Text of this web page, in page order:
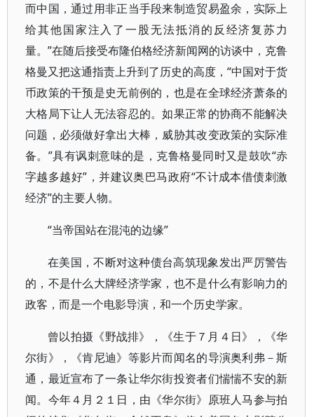
而中国，通过用非正当手段来制造贸易盈余，实际上
给其他国家注入了一股无法抵消的反经济复苏力
量。”在随后接受布隆伯格经济新闻网的访谈中，克鲁
格曼又把这通指责上升到了历史的高度，“中国对于货
币政策的干预是史无前例的，也是在全球经济萧条的
大格局下让人无法容忍的。如果正常的协商不能解决
问题，必须做好拿出大棒，威胁其改变政策的实际准
备。”具有讽刺意味的是，克鲁格曼同时又是鼓吹“赤
字越多越好”，并建议奥巴马政府“不计成本借债刺激
经济”的主要人物。
“当帝国站在混沌的边缘”
在美国，不断对这种债台高筑现象发出严厉警告
的，不是什么大牌经济学家，也不是什么有影响力的
政客，而是一个电影导演，和一个历史学家。
曾以拍摄《野战排》，《生于７月４日》，《华
尔街》，《肯尼迪》等影片而闻名的导演奥利弗－斯
通，最近宣布了一条让华尔街投资者们惴惴不安的新
闻。今年４月２１日，由《华尔街》原班人马参与拍